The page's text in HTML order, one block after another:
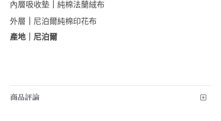
內層吸收墊
純棉法蘭絨布
外層
尼泊爾純棉印花布
產地
尼泊爾
商品評論